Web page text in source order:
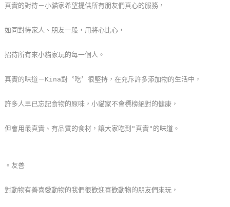
客
聯
單
線
服
真實的對待－小貓家希望提供所有朋友們真心的服務，
如同對待家人、朋友一般，用將心比心，
招待所有來小貓家玩的每一個人。
真實的味道－Kina對〝吃〞很堅持，在充斥許多添加物的生活中，
許多人早已忘記食物的原味，小貓家不會標榜絕對的健康，
但會用最真實、有品質的食材，讓大家吃到"真實"的味道。
。友善
對動物有善喜愛動物的我們很歡迎喜歡動物的朋友們來玩，